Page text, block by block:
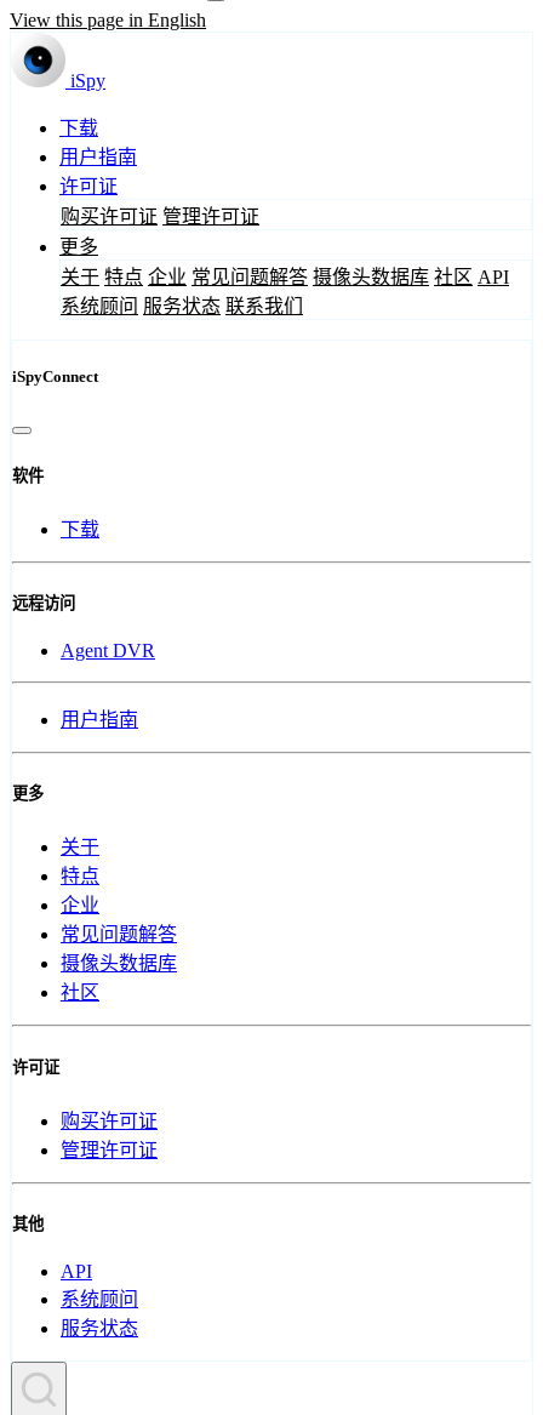
View this page in English
iSpy
下载
用户指南
许可证
购买许可证 管理许可证
更多
关于 特点 企业 常见问题解答 摄像头数据库 社区 API
系统顾问 服务状态 联系我们
iSpyConnect
软件
下载
远程访问
Agent DVR
用户指南
更多
关于
特点
企业
常见问题解答
摄像头数据库
社区
许可证
购买许可证
管理许可证
其他
API
系统顾问
服务状态